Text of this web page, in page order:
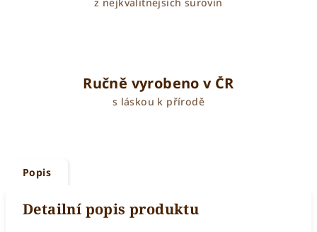
Ručně vyrobeno v ČR
s láskou k přírodě
Popis
Detailní popis produktu